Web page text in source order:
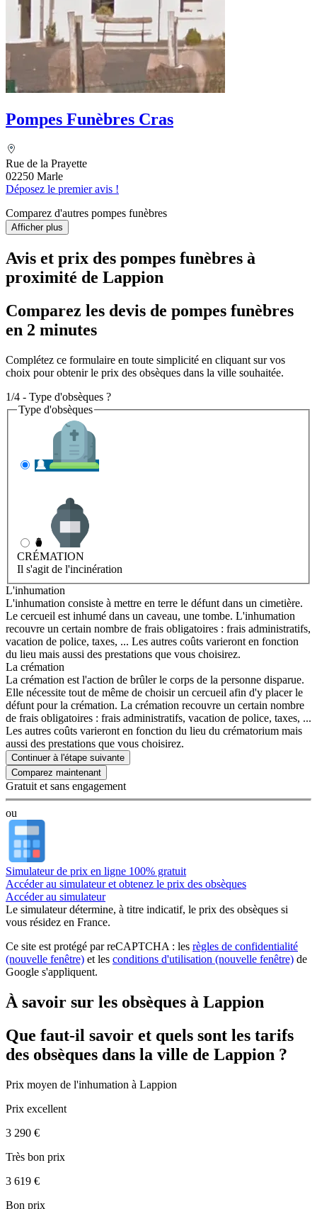
Pompes Funèbres Cras
Rue de la Prayette
02250 Marle
Déposez le premier avis !
Comparez d'autres pompes funèbres
Afficher plus
Avis et prix des pompes funèbres à
proximité de Lappion
Comparez les devis de pompes funèbres
en 2 minutes
Complétez ce formulaire en toute simplicité en cliquant sur vos
choix pour obtenir le prix des obsèques dans la ville souhaitée.
1/4 - Type d'obsèques ?
Type d'obsèques
CRÉMATION
Il s'agit de l'incinération
L'inhumation
L'inhumation consiste à mettre en terre le défunt dans un cimetière.
Le cercueil est inhumé dans un caveau, une tombe. L'inhumation
recouvre un certain nombre de frais obligatoires : frais administratifs,
vacation de police, taxes, ... Les autres coûts varieront en fonction
du lieu mais aussi des prestations que vous choisirez.
La crémation
La crémation est l'action de brûler le corps de la personne disparue.
Elle nécessite tout de même de choisir un cercueil afin d'y placer le
défunt pour la crémation. La crémation recouvre un certain nombre
de frais obligatoires : frais administratifs, vacation de police, taxes, ...
Les autres coûts varieront en fonction du lieu du crématorium mais
aussi des prestations que vous choisirez.
Continuer à l'étape suivante
Gratuit et sans engagement
ou
Simulateur de prix en ligne 100% gratuit
Accéder au simulateur et obtenez le prix des obsèques
Accéder au simulateur
Le simulateurdétermine, à titre indicatif, le prix des obsèques si
vous résidez en France.
Ce site est protégé par reCAPTCHA : les règles de confidentialité
(nouvelle fenêtre) et les conditions d'utilisation (nouvelle fenêtre) de
Google s'appliquent.
À savoir sur les obsèques à Lappion
Que faut-il savoir et quels sont les tarifs
des obsèques dans la ville de Lappion ?
Prix moyen de l'inhumation à Lappion
Prix excellent
3 290 €
Très bon prix
3 619 €
Bon prix